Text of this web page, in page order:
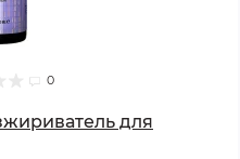
0
для